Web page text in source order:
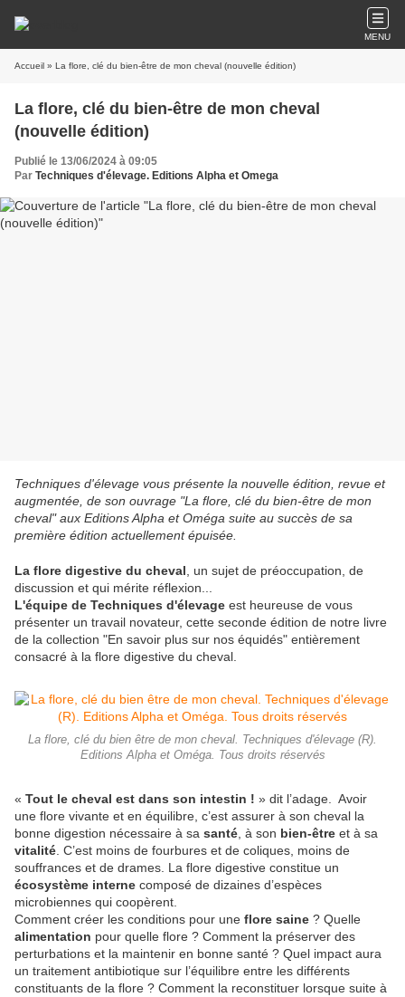
MENU
Accueil » La flore, clé du bien-être de mon cheval (nouvelle édition)
La flore, clé du bien-être de mon cheval
(nouvelle édition)
Publié le 13/06/2024 à 09:05
Par Techniques d'élevage. Editions Alpha et Omega
Techniques d'élevage vous présente la nouvelle édition, revue et
augmentée, de son ouvrage "La flore, clé du bien-être de mon
cheval" aux Editions Alpha et Oméga suite au succès de sa
première édition actuellement épuisée.
La flore digestive du cheval , un sujet de préoccupation, de
discussion et qui mérite réflexion...
L'équipe de Techniques d'élevage est heureuse de vous
présenter un travail novateur, cette seconde édition de notre livre
de la collection "En savoir plus sur nos équidés" entièrement
consacré à la flore digestive du cheval.
La flore, clé du bien être de mon cheval. Techniques d'élevage (R).
Editions Alpha et Oméga. Tous droits réservés
« Tout le cheval est dans son intestin ! » dit l’adage. Avoir
une flore vivante et en équilibre, c’est assurer à son cheval la
bonne digestion nécessaire à sa santé , à son bien-être et à sa
vitalité . C’est moins de fourbures et de coliques, moins de
souffrances et de drames. La flore digestive constitue un
écosystème interne composé de dizaines d’espèces
microbiennes qui coopèrent.
Comment créer les conditions pour une flore saine ? Quelle
alimentation pour quelle flore ? Comment la préserver des
perturbations et la maintenir en bonne santé ? Quel impact aura
un traitement antibiotique sur l’équilibre entre les différents
constituants de la flore ? Comment la reconstituer lorsque suite à